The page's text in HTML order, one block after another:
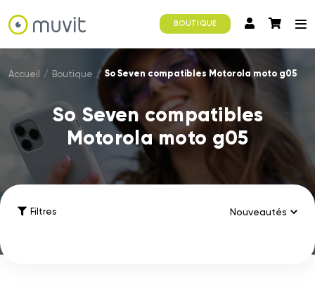
BOUTIQUE
Accueil / Boutique / So Seven compatibles Motorola moto g05
So Seven compatibles
Motorola moto g05
Filtres